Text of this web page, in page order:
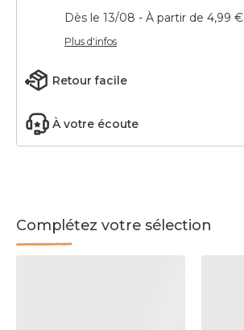
Dès le 13/08 - À partir de 4,99 €
Plus d'infos
Retour facile
À votre écoute
Complétez votre sélection